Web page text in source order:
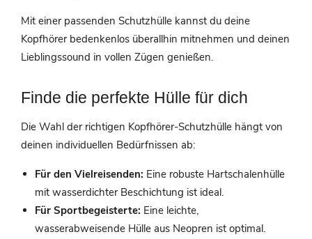
Mit einer passenden Schutzhülle kannst du deine
Kopfhörer bedenkenlos überallhin mitnehmen und deinen
Lieblingssound in vollen Zügen genießen.
Finde die perfekte Hülle für dich
Die Wahl der richtigen Kopfhörer-Schutzhülle hängt von
deinen individuellen Bedürfnissen ab:
Für den Vielreisenden: Eine robuste Hartschalenhülle
mit wasserdichter Beschichtung ist ideal.
Für Sportbegeisterte: Eine leichte,
wasserabweisende Hülle aus Neopren ist optimal.